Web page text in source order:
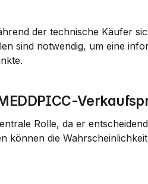
der technische Käufer
sind notwendig, um eine
Rolle, da er
können die